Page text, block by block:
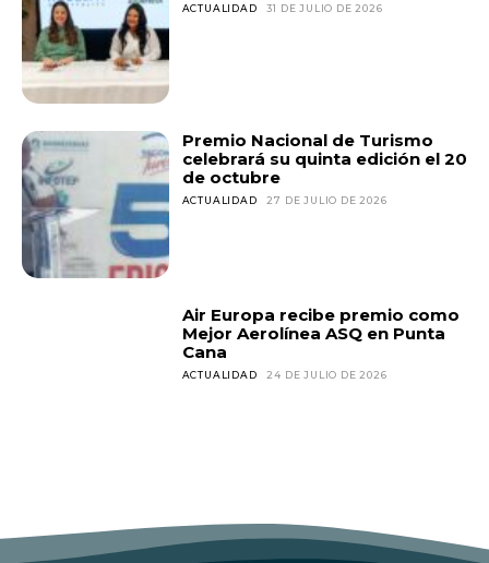
ACTUALIDAD 31 DE JULIO DE 2026
Premio Nacional de Turismo
celebrará su quinta edición el 20
de octubre
ACTUALIDAD 27 DE JULIO DE 2026
Air Europa recibe premio como
Mejor Aerolínea ASQ en Punta
Cana
ACTUALIDAD 24 DE JULIO DE 2026